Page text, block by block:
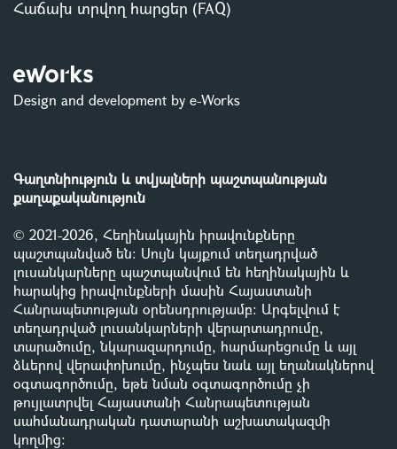
Հաճախ տրվող հարցեր (FAQ)
Design and development by e-Works
Գաղտնիություն և տվյալների պաշտպանության
քաղաքականություն
© 2021-2026, Հեղինակային իրավունքները
պաշտպանված են: Սույն կայքում տեղադրված
լուսանկարները պաշտպանվում են հեղինակային և
հարակից իրավունքների մասին Հայաստանի
Հանրապետության օրենսդրությամբ: Արգելվում է
տեղադրված լուսանկարների վերարտադրումը,
տարածումը, նկարազարդումը, հարմարեցումը և այլ
ձևերով վերափոխումը, ինչպես նաև այլ եղանակներով
օգտագործումը, եթե նման օգտագործումը չի
թույլատրվել Հայաստանի Հանրապետության
սահմանադրական դատարանի աշխատակազմի
կողմից: